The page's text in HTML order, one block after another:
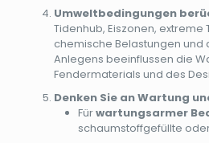
Umweltbedingungen
Tidenhub, Eiszonen, extreme
chemische Belastungen und
Anlegens beeinflussen die
Fendermaterials und des
Denken Sie an Wartung
Fürwartungsarmer
schaumstoffgefüllte